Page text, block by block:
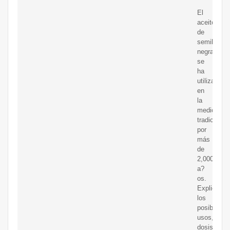
El
aceite
de
semilla
negra
se
ha
utilizado
en
la
medicina
tradicional
por
más
de
2,000
a?
os.
los
posibles
usos,
dosis